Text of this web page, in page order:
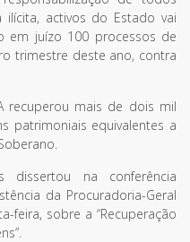
activos do Estado vai
em juízo 100 processos de
trimestre deste ano, contra
recuperou mais de dois mil
patrimoniais equivalentes a
dissertou na conferência
da Procuradoria-Geral
feira, sobre a “Recuperação